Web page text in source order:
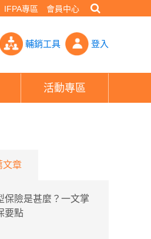
IFPA專區 會員中心
回應網友全閉嘴了- PHEW!好險網
輔銷工具 登入
活動專區
文章
保險是甚麼？一文掌
要點